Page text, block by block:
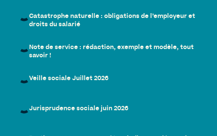
Catastrophe naturelle : obligations de l’employeur et
droits du salarié
Note de service : rédaction, exemple et modèle, tout
savoir !
Veille sociale Juillet 2026
Jurisprudence sociale juin 2026